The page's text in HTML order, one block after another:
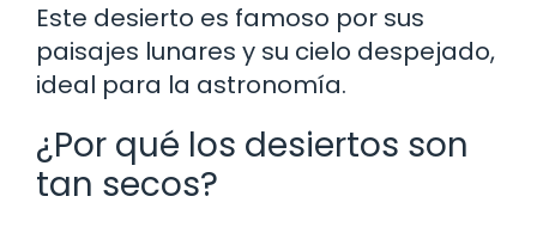
Este desierto es famoso por sus
paisajes lunares y su cielo despejado,
ideal para la astronomía.
¿Por qué los desiertos son
tan secos?